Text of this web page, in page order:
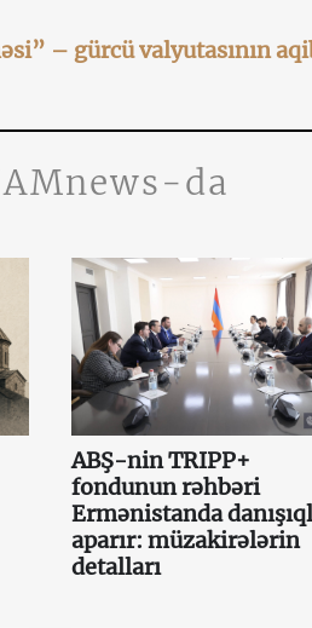
– gürcü valyutasının
da
ABŞ-nin TRIPP+
fondunun rəhbəri
Ermənistanda
aparır: müzakirələrin
detalları